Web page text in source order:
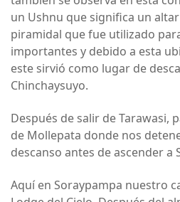
un Ushnu que significa un
piramidal que fue utilizado
importantes y debido a esta
este sirvió como lugar de
Chinchaysuyo.
Después de salir de Tarawasi,
de Mollepata donde nos
descanso antes de ascender a
Aquí en Soraypampa nuestro